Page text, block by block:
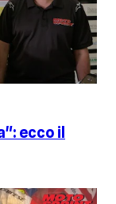
ecco il